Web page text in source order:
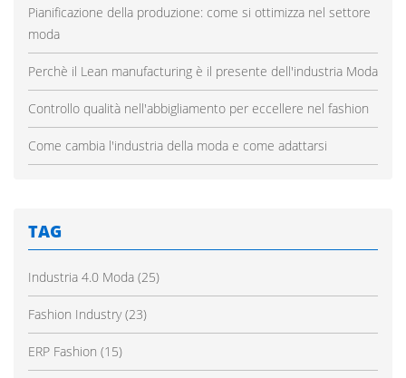
Pianificazione della produzione: come si ottimizza nel settore
moda
Perchè il Lean manufacturing è il presente dell'industria Moda
Controllo qualità nell'abbigliamento per eccellere nel fashion
Come cambia l'industria della moda e come adattarsi
TAG
Industria 4.0 Moda (25)
Fashion Industry(23)
ERP Fashion (15)